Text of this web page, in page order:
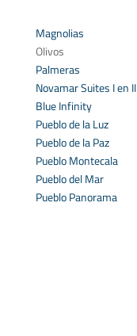
Magnolias
Olivos
Palmeras
Novamar Suites I en II
Blue Infinity
Pueblo de la Luz
Pueblo de la Paz
Pueblo Montecala
Pueblo del Mar
Pueblo Panorama